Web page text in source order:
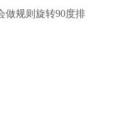
做规则旋转90度排